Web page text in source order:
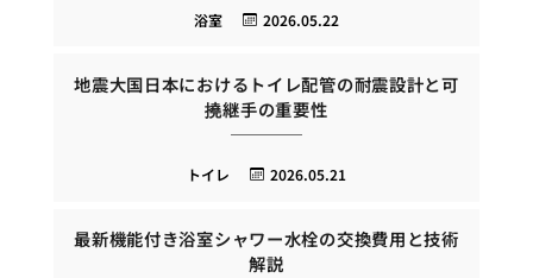
2026.05.22
浴室
地震大国日本におけるトイレ配管の耐震設計と可
撓継手の重要性
2026.05.21
トイレ
最新機能付き浴室シャワー水栓の交換費用と技術
解説